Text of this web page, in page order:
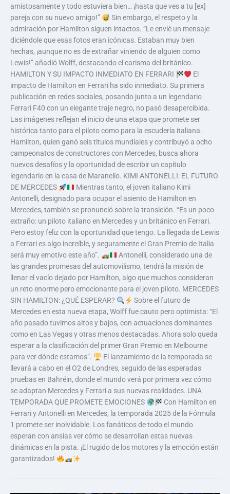
amistosamente y todo estuviera bien… ¡hasta que ves a tu [ex]
pareja con su nuevo amigo!”
Sin embargo, el respeto y la
admiración por Hamilton siguen intactos. “Le envié un mensaje
diciéndole que esas fotos eran icónicas. Estaban muy bien
hechas, ¡aunque no es de extrañar viniendo de alguien como
Lewis!” añadió Wolff, destacando el carisma del británico.
HAMILTON Y SU IMPACTO INMEDIATO EN FERRARI
El
impacto de Hamilton en Ferrari ha sido inmediato. Su primera
publicación en redes sociales, posando junto a un legendario
Ferrari F40 con un elegante traje negro, no pasó desapercibida.
Las imágenes reflejan el inicio de una etapa que promete ser
histórica tanto para el piloto como para la escudería italiana.
Hamilton, quien ganó seis títulos mundiales y contribuyó a ocho
campeonatos de constructores con Mercedes, busca ahora
nuevos desafíos y la oportunidad de escribir un capítulo
legendario en la casa de Maranello. KIMI ANTONELLI: EL FUTURO
DE MERCEDES
Mientras tanto, el joven italiano Kimi
Antonelli, designado para ocupar el asiento de Hamilton en
Mercedes, también se pronunció sobre la transición. “Es un poco
extraño: un piloto italiano en Mercedes y un británico en Ferrari.
Pero estoy feliz con la oportunidad que tengo. La llegada de Lewis
a Ferrari es algo increíble, y seguramente el Gran Premio de Italia
será muy emotivo este año”.
Antonelli, considerado una de
las grandes promesas del automovilismo, tendrá la misión de
llenar el vacío dejado por Hamilton, algo que muchos consideran
un reto enorme pero emocionante para el joven piloto. MERCEDES
SIN HAMILTON: ¿QUÉ ESPERAR?
Sobre el futuro de
Mercedes en esta nueva etapa, Wolff fue cauto pero optimista: “El
año pasado tuvimos altos y bajos, con actuaciones dominantes
como en Las Vegas y otras menos destacadas. Ahora solo queda
esperar a la clasificación del primer Gran Premio en Melbourne
para ver dónde estamos”.
El lanzamiento de la temporada se
llevará a cabo en el O2 de Londres, seguido de las esperadas
pruebas en Bahréin, donde el mundo verá por primera vez cómo
se adaptan Mercedes y Ferrari a sus nuevas realidades. UNA
TEMPORADA QUE PROMETE EMOCIONES
Con Hamilton en
Ferrari y Antonelli en Mercedes, la temporada 2025 de la Fórmula
1 promete ser inolvidable. Los fanáticos de todo el mundo
esperan con ansias ver cómo se desarrollan estas nuevas
dinámicas en la pista. ¡El rugido de los motores y la emoción están
garantizados!